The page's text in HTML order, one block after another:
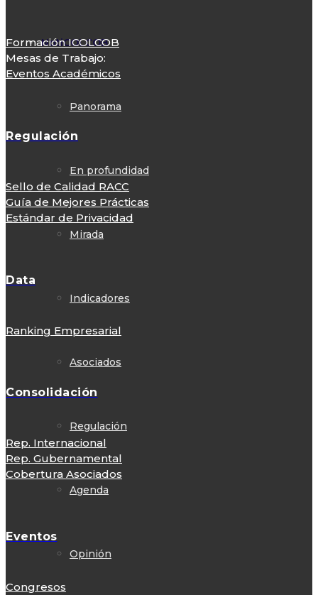
NotiCOLCOB
Panorama
En profundidad
Mirada
Indicadores
Asociados
Regulación
Agenda
Opinión
Formación ICOLCOB
Mesas de Trabajo:
Eventos Académicos
Regulación
Sello de Calidad RACC
Guía de Mejores Prácticas
Estándar de Privacidad
Data
Ranking Empresarial
Consolidación
Rep. Internacional
Rep. Gubernamental
Cobertura Asociados
Eventos
Congresos